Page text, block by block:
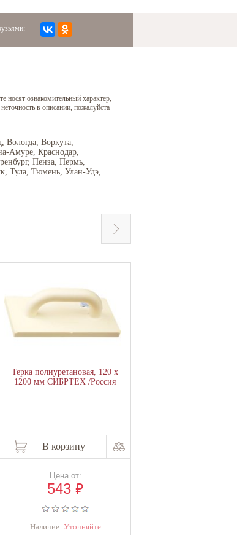
носят ознакомительный характер,
в описании, пожалуйста
Вологда, Воркута,
Амуре, Краснодар,
Пенза, Пермь,
Тула, Тюмень, Улан-Удэ,
Терка полиуретановая, 120 х
1200 мм СИБРТЕХ /Россия
В корзину
Цена от:
543 ₽
Наличие: Уточняйте